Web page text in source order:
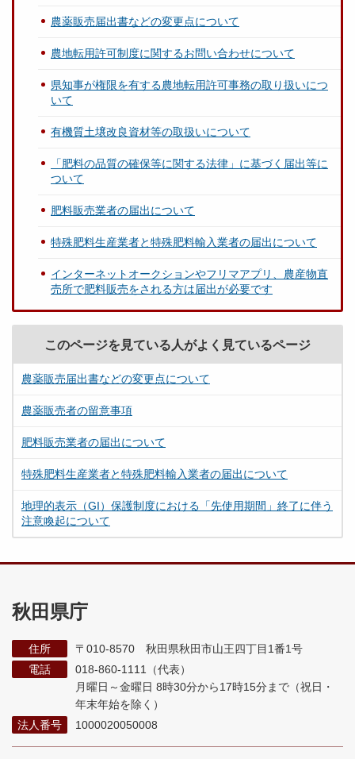
農薬販売届出書などの変更点について
農地転用許可制度に関するお問い合わせについて
県知事が権限を有する農地転用許可事務の取り扱いにつ
いて
有機質土壌改良資材等の取扱いについて
「肥料の品質の確保等に関する法律」に基づく届出等に
ついて
肥料販売業者の届出について
特殊肥料生産業者と特殊肥料輸入業者の届出について
インターネットオークションやフリマアプリ、農産物直
売所で肥料販売をされる方は届出が必要です
このページを見ている人がよく見ているページ
農薬販売届出書などの変更点について
農薬販売者の留意事項
肥料販売業者の届出について
特殊肥料生産業者と特殊肥料輸入業者の届出について
地理的表示（GI）保護制度における「先使用期間」終了に伴う
注意喚起について
秋田県庁
住所
〒010-8570 秋田県秋田市山王四丁目1番1号
電話
018-860-1111（代表）
月曜日～金曜日 8時30分から17時15分まで （祝日・
年末年始を除く）
法人番号
1000020050008